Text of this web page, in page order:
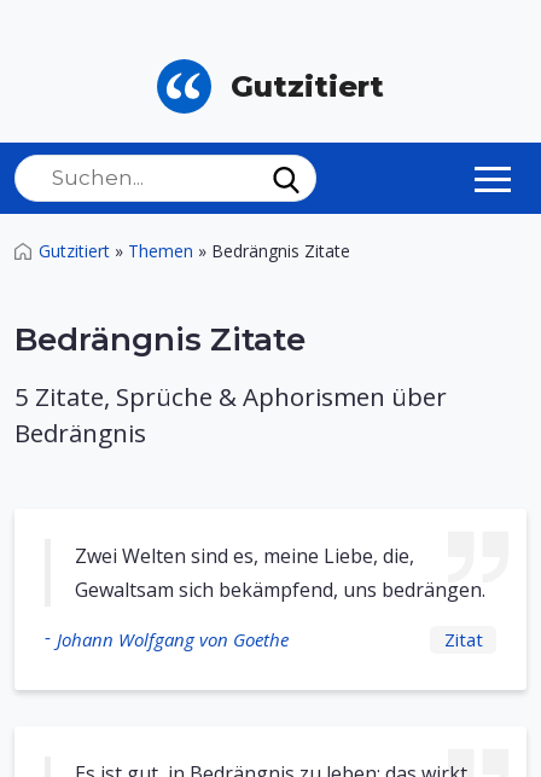
Gutzitiert
Gutzitiert » Themen » Bedrängnis Zitate
Bedrängnis Zitate
5 Zitate, Sprüche & Aphorismen über
Bedrängnis
Zwei Welten sind es, meine Liebe, die,
Gewaltsam sich bekämpfend, uns bedrängen.
- Johann Wolfgang von Goethe Zitat